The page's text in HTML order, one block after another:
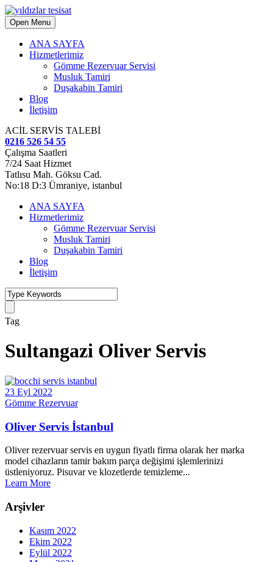
Open Menu
ANA SAYFA
Hizmetlerimiz
Gömme Rezervuar Servisi
Musluk Tamiri
Duşakabin Tamiri
Blog
İletişim
ACİL SERVİS TALEBİ
0216 526 54 55
Çalışma Saatleri
7/24 Saat Hizmet
Tatlısu Mah. Göksu Cad.
No:18 D:3 Ümraniye, istanbul
ANA SAYFA
Hizmetlerimiz
Gömme Rezervuar Servisi
Musluk Tamiri
Duşakabin Tamiri
Blog
İletişim
Tag
Sultangazi Oliver Servis
23 Eyl 2022
Gömme Rezervuar
Oliver Servis İstanbul
Oliver rezervuar servis en uygun fiyatlı firma olarak her marka
model cihazların tamir bakım parça değişimi işlemlerinizi
üstleniyoruz. Pisuvar ve klozetlerde temizleme...
Learn More
Arşivler
Kasım 2022
Ekim 2022
Eylül 2022